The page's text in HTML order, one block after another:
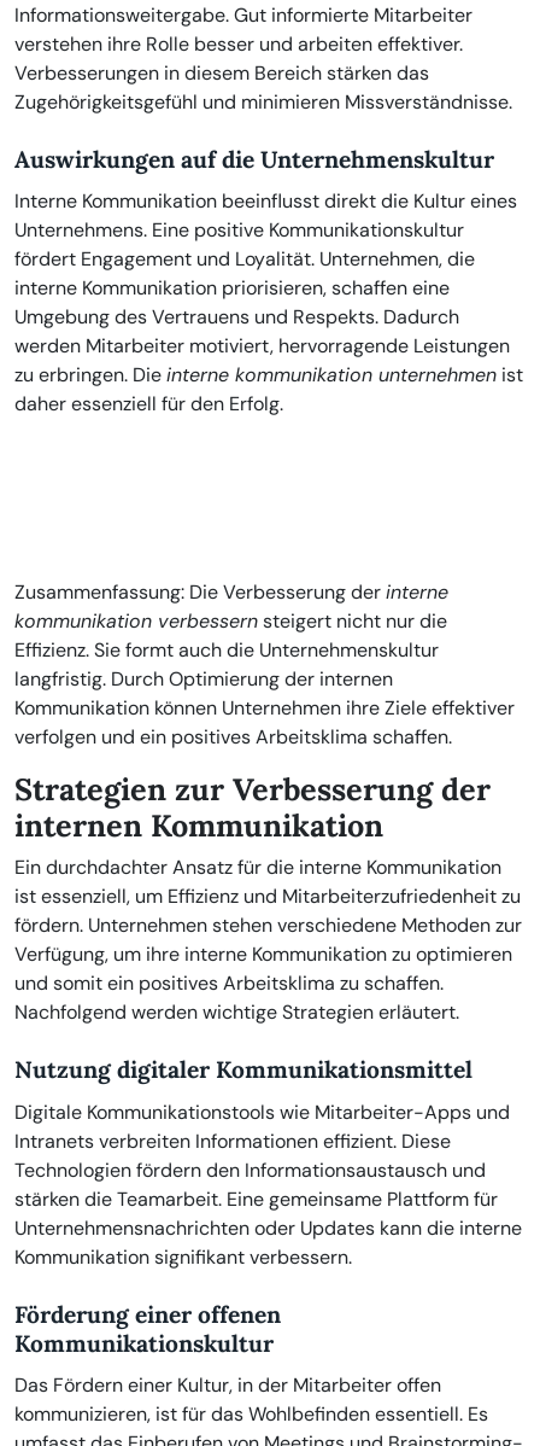
Informationsweitergabe. Gut informierte Mitarbeiter
verstehen ihre Rolle besser und arbeiten effektiver.
Verbesserungen in diesem Bereich stärken das
Zugehörigkeitsgefühl und minimieren Missverständnisse.
Auswirkungen auf die Unternehmenskultur
Interne Kommunikation beeinflusst direkt die Kultur eines
Unternehmens. Eine positive Kommunikationskultur
fördert Engagement und Loyalität. Unternehmen, die
interne Kommunikation priorisieren, schaffen eine
Umgebung des Vertrauens und Respekts. Dadurch
werden Mitarbeiter motiviert, hervorragende Leistungen
zu erbringen. Dieinterne kommunikation unternehmen ist
daher essenziell für den Erfolg.
Zusammenfassung: Die Verbesserung derinterne
kommunikation verbessernsteigert nicht nur die
Effizienz. Sie formt auch die Unternehmenskultur
langfristig. Durch Optimierung der internen
Kommunikation können Unternehmen ihre Ziele effektiver
verfolgen und ein positives Arbeitsklima schaffen.
Strategien zur Verbesserung der
internen Kommunikation
Ein durchdachter Ansatz für die interne Kommunikation
ist essenziell, um Effizienz und Mitarbeiterzufriedenheit zu
fördern. Unternehmen stehen verschiedene Methoden zur
Verfügung, um ihre interne Kommunikation zu optimieren
und somit ein positives Arbeitsklima zu schaffen.
Nachfolgend werden wichtige Strategien erläutert.
Nutzung digitaler Kommunikationsmittel
Digitale Kommunikationstools wie Mitarbeiter-Apps und
Intranets verbreiten Informationen effizient. Diese
Technologien fördern den Informationsaustausch und
stärken die Teamarbeit. Eine gemeinsame Plattform für
Unternehmensnachrichten oder Updates kann die interne
Kommunikation signifikant verbessern.
Förderung einer offenen
Kommunikationskultur
Das Fördern einer Kultur, in der Mitarbeiter offen
kommunizieren, ist für das Wohlbefinden essentiell. Es